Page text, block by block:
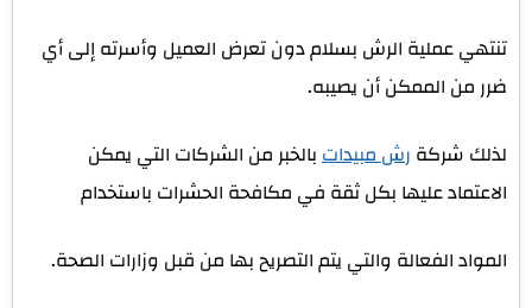
تنتهي عملية الرش بسلام دون تعرض العميل وأسرته إلى أي
ضرر من الممكن أن يصيبه.
لذلك شركة رش مبيداتبالخبر من الشركات التي يمكن
الاعتماد عليها بكل ثقة في مكافحة الحشرات باستخدام
المواد الفعالة والتي يتم التصريح بها من قبل وزارات الصحة.